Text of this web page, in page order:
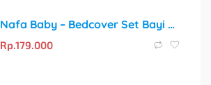
Nafa Baby – Bedcover Set Bayi Katun Premium Lengkap | Bantal, Guling & Selimut Alas Tidur Bayi Polos | Free Tas Penyimpanan
Rp.179.000